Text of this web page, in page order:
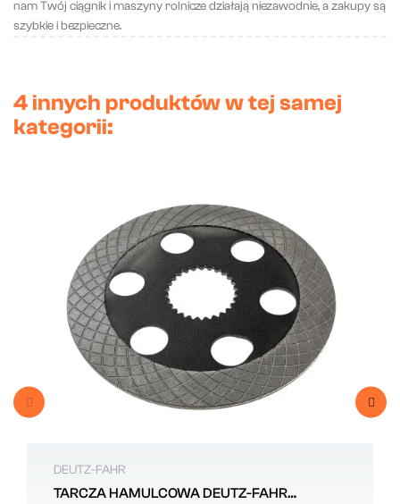
nam Twój ciągnik i maszyny rolnicze działają niezawodnie, a zakupy są
szybkie i bezpieczne.
4 innych produktów w tej samej
kategorii:
DEUTZ-FAHR
TARCZA HAMULCOWA DEUTZ-FAHR